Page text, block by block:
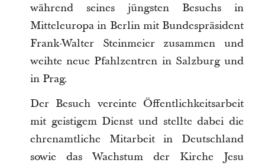
während seines jüngsten Besuchs in
Mitteleuropa in Berlin mit Bundespräsident
Frank-Walter Steinmeier zusammen und
weihte neue Pfahlzentren in Salzburg und
in Prag.
Der Besuch vereinte Öffentlichkeitsarbeit
mit geistigem Dienst und stellte dabei die
ehrenamtliche Mitarbeit in Deutschland
sowie das Wachstum der Kirche Jesu